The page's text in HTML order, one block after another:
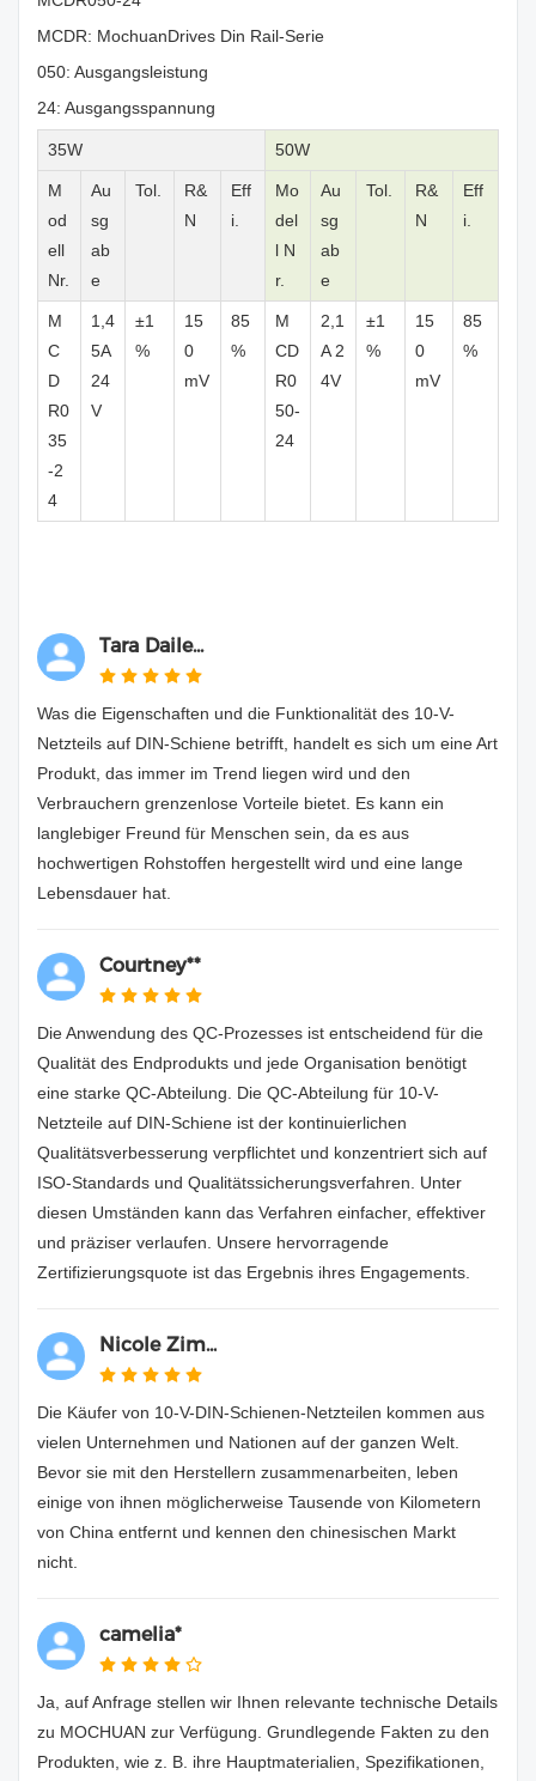
MCDR: MochuanDrives Din Rail-Serie
050: Ausgangsleistung
24: Ausgangsspannung
35W 50W
M
od
ell
Nr.
Au
sg
ab
e
Tol.
R&
N
Eff
i.
Mo
del
l N
r.
Au
sg
ab
e
Tol.
R&
N
Eff
i.
M
C
D
R0
35
-2
4
1,4
5A
24
V
±1
%
15
0
mV
85
%
M
CD
R0
50-
24
2,1
A 2
4V
±1
%
15
0
mV
85
%
Tara Daile...
Was die Eigenschaften und die Funktionalität des 10-V-
Netzteils auf DIN-Schiene betrifft, handelt es sich um eine Art
Produkt, das immer im Trend liegen wird und den
Verbrauchern grenzenlose Vorteile bietet. Es kann ein
langlebiger Freund für Menschen sein, da es aus
hochwertigen Rohstoffen hergestellt wird und eine lange
Lebensdauer hat.
Courtney**
Die Anwendung des QC-Prozesses ist entscheidend für die
Qualität des Endprodukts und jede Organisation benötigt
eine starke QC-Abteilung. Die QC-Abteilung für 10-V-
Netzteile auf DIN-Schiene ist der kontinuierlichen
Qualitätsverbesserung verpflichtet und konzentriert sich auf
ISO-Standards und Qualitätssicherungsverfahren. Unter
diesen Umständen kann das Verfahren einfacher, effektiver
und präziser verlaufen. Unsere hervorragende
Zertifizierungsquote ist das Ergebnis ihres Engagements.
Nicole Zim...
Die Käufer von 10-V-DIN-Schienen-Netzteilen kommen aus
vielen Unternehmen und Nationen auf der ganzen Welt.
Bevor sie mit den Herstellern zusammenarbeiten, leben
einige von ihnen möglicherweise Tausende von Kilometern
von China entfernt und kennen den chinesischen Markt
nicht.
camelia*
Ja, auf Anfrage stellen wir Ihnen relevante technische Details
zu MOCHUAN zur Verfügung. Grundlegende Fakten zu den
Produkten, wie z. B. ihre Hauptmaterialien, Spezifikationen,